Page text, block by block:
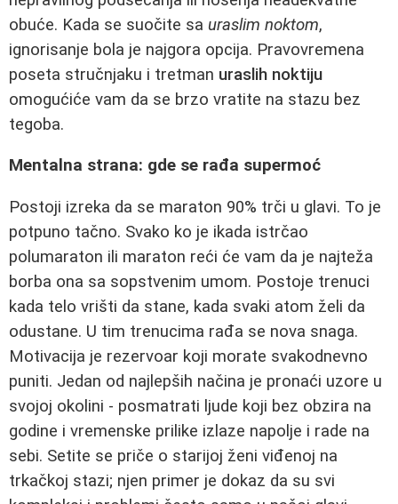
obuće. Kada se suočite sa uraslim noktom,
ignorisanje bola je najgora opcija. Pravovremena
poseta stručnjaku i tretman uraslih noktiju
omogućiće vam da se brzo vratite na stazu bez
tegoba.
Mentalna strana: gde se rađa supermoć
Postoji izreka da se maraton 90% trči u glavi. To je
potpuno tačno. Svako ko je ikada istrčao
polumaraton ili maraton reći će vam da je najteža
borba ona sa sopstvenim umom. Postoje trenuci
kada telo vrišti da stane, kada svaki atom želi da
odustane. U tim trenucima rađa se nova snaga.
Motivacija je rezervoar koji morate svakodnevno
puniti. Jedan od najlepših načina je pronaći uzore u
svojoj okolini - posmatrati ljude koji bez obzira na
godine i vremenske prilike izlaze napolje i rade na
sebi. Setite se priče o starijoj ženi viđenoj na
trkačkoj stazi; njen primer je dokaz da su svi